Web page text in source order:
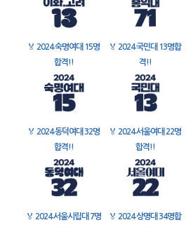
🏅 2024 숙명여대 15명
합격!!
🏅 2024 국민대 13명합
격!!
🏅 2024 동덕여대 32명
합격!!
🏅 2024 서울여대 22명
합격!!
🏅 2024 서울시립대 7명
🏅 2024 상명대 34명합